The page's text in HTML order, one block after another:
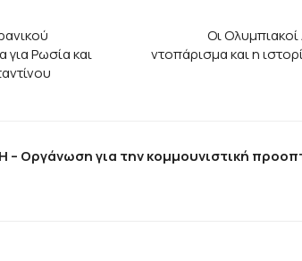
για Ρωσία και
Οι
ντοπάρισμα και η
Οργάνωση για την κομμουνιστική